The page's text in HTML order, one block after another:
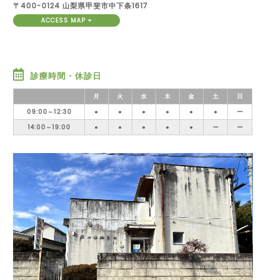
〒400-0124 山梨県甲斐市中下条1617
ACCESS MAP
診療時間・休診日
月 火 水 木 金 土
日
09:00～12:30
● ● ● ● ● ●
ー
14:00～19:00
● ● ● ● ● ー ー